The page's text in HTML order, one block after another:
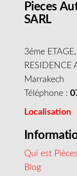
Pieces
SARL
3éme
RESIDENCE
Marrakech
Téléphone :
Localisation
Qui est
Blog